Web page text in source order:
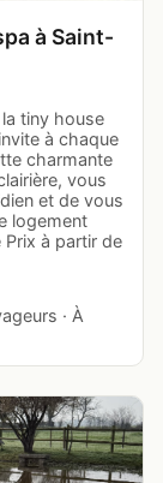
à Saint-
tiny house
à chaque
charmante
vous
et de vous
logement
Prix à partir de
· À